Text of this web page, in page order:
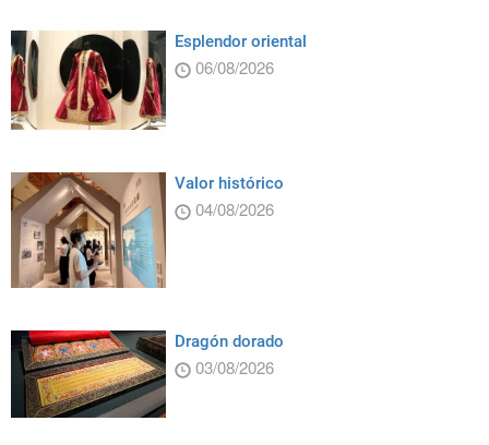
Esplendor oriental
06/08/2026
Valor histórico
04/08/2026
Dragón dorado
03/08/2026